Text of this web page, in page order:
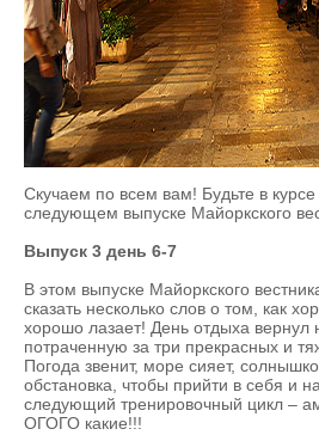
Скучаем по всем вам! Будьте в
следующем выпуске Майоркского
Выпуск 3 день 6-7
В этом выпуске Майоркского
сказать несколько слов о том, как
хорошо лазает! День отдыха вернул
потраченную за три прекрасных и
Погода звенит, море сияет,
обстановка, чтобы прийти в себя и
следующий тренировочный цикл –
ОГОГО какие!!!